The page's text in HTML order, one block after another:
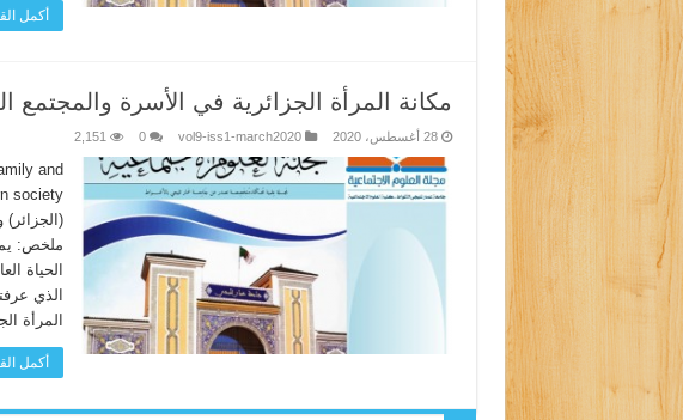
أكمل
مكانة المرأة الجزائرية في الأسرة والمجتمع
28 أغسطس، 2020 vol9-iss1-march2020
0
2,151
and
ملخص:
الحياة
الذي
المرأة
أكمل